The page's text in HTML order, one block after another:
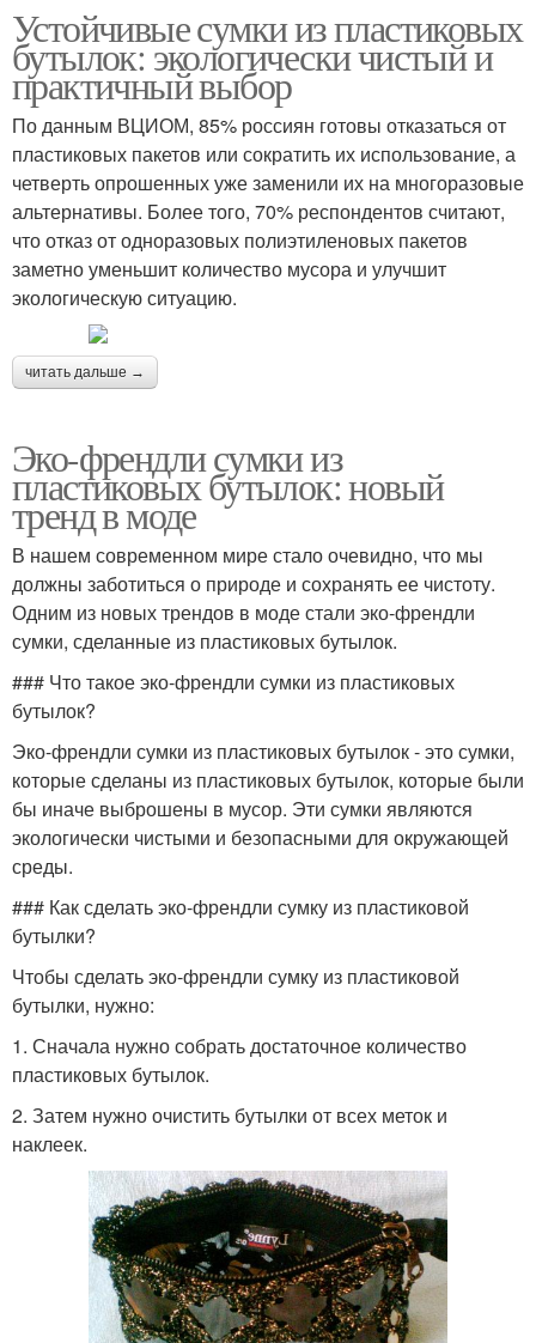
Устойчивые сумки из пластиковых
бутылок: экологически чистый и
практичный выбор
По данным ВЦИОМ, 85% россиян готовы отказаться от
пластиковых пакетов или сократить их использование, а
четверть опрошенных уже заменили их на многоразовые
альтернативы. Более того, 70% респондентов считают,
что отказ от одноразовых полиэтиленовых пакетов
заметно уменьшит количество мусора и улучшит
экологическую ситуацию.
читать дальше →
Эко-френдли сумки из
пластиковых бутылок: новый
тренд в моде
В нашем современном мире стало очевидно, что мы
должны заботиться о природе и сохранять ее чистоту.
Одним из новых трендов в моде стали эко-френдли
сумки, сделанные из пластиковых бутылок.
### Что такое эко-френдли сумки из пластиковых
бутылок?
Эко-френдли сумки из пластиковых бутылок - это сумки,
которые сделаны из пластиковых бутылок, которые были
бы иначе выброшены в мусор. Эти сумки являются
экологически чистыми и безопасными для окружающей
среды.
### Как сделать эко-френдли сумку из пластиковой
бутылки?
Чтобы сделать эко-френдли сумку из пластиковой
бутылки, нужно:
1. Сначала нужно собрать достаточное количество
пластиковых бутылок.
2. Затем нужно очистить бутылки от всех меток и
наклеек.